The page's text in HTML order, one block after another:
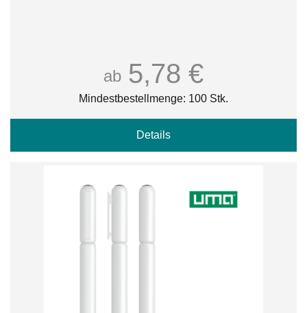
ab 5,78 €
Mindestbestellmenge: 100 Stk.
Details